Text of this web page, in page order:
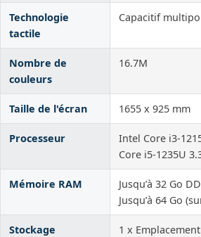
Technologie
tactile
Capacitif
Nombre de
couleurs
16.7M
Taille de l'écran 1655 x 925 mm
Processeur
Intel Core i3-
Core i5-1235U
Mémoire RAM
Jusqu’à 32 Go
Jusqu’à 64 Go
Stockage
1 x